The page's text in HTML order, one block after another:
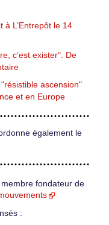
à L’Entrepôt le 14
c’est exister". De
ascension"
et en Europe
également le
fondateur de
: